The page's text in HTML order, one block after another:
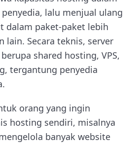
lalu menjual ulang
dalam paket-paket lebih
lain. Secara teknis, server
shared hosting, VPS,
tergantung penyedia
orang yang ingin
hosting sendiri, misalnya
banyak website